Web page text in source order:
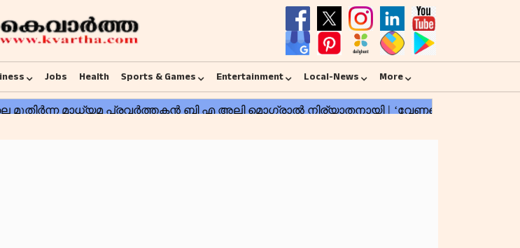
Jobs Health Sports & Games Entertainment Local-News More